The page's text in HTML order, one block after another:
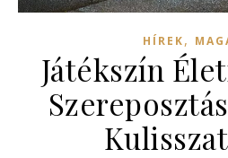
HÍREK,
Játékszín